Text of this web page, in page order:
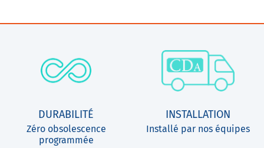
DURABILITÉ
Zéro obsolescence
programmée
INSTALLATION
Installé par nos équipes